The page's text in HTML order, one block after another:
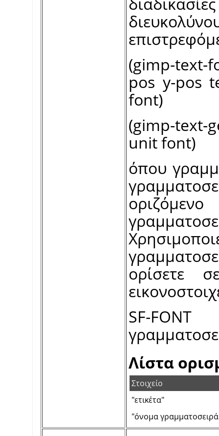
(gimp-text-
pos y-pos
font)
(gimp-text-
unit font)
όπου
ορίσετε
SF-
Λίστα
Στοιχείο
"ετικέτα"
"όνομα